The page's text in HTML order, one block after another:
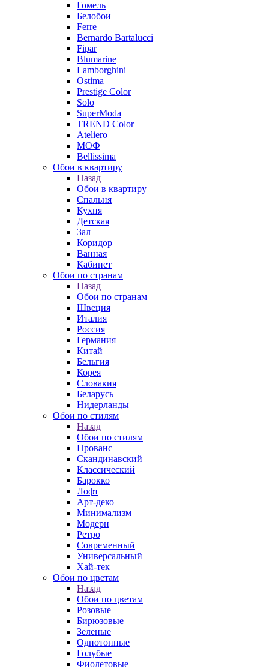
Гомель
Белобои
Ferre
Bernardo Bartalucci
Fipar
Blumarine
Lamborghini
Ostima
Prestige Color
Solo
SuperModa
TREND Color
Ateliero
МОФ
Bellissima
Обои в квартиру
Назад
Обои в квартиру
Спальня
Кухня
Детская
Зал
Коридор
Ванная
Кабинет
Обои по странам
Назад
Обои по странам
Швеция
Италия
Россия
Германия
Китай
Бельгия
Корея
Словакия
Беларусь
Нидерланды
Обои по стилям
Назад
Обои по стилям
Прованс
Скандинавский
Классический
Барокко
Лофт
Арт-деко
Минимализм
Модерн
Ретро
Современный
Универсальный
Хай-тек
Обои по цветам
Назад
Обои по цветам
Розовые
Бирюзовые
Зеленые
Однотонные
Голубые
Фиолетовые